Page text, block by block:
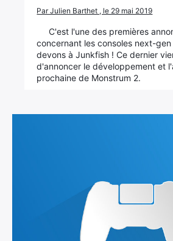
Par Julien Barthet , le 29 mai 2019
C'est l'une des premières
concernant les consoles next-gen
devons à Junkfish ! Ce dernier
d'annoncer le développement et
prochaine de Monstrum 2.